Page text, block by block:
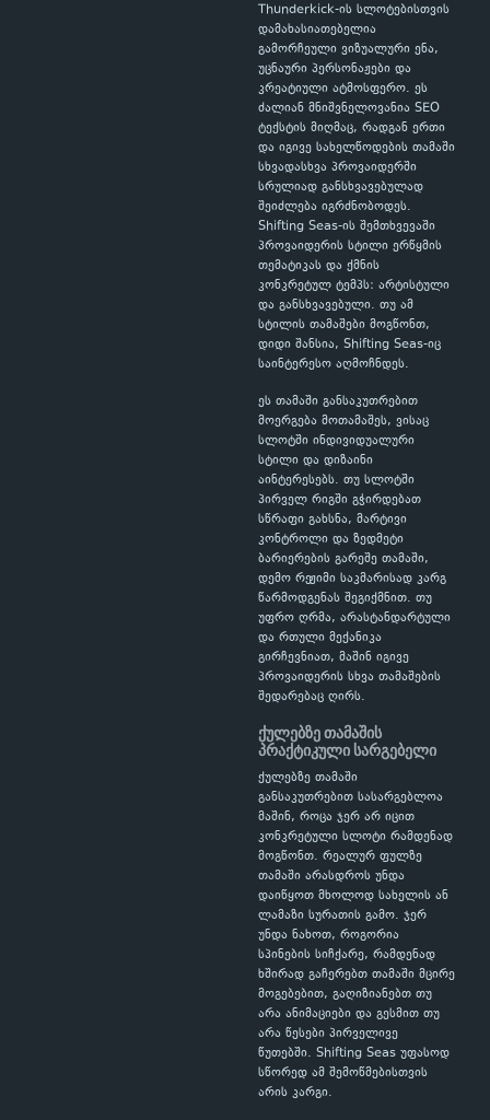
Thunderkick-ის სლოტებისთვის
დამახასიათებელია
გამორჩეული ვიზუალური ენა,
უცნაური პერსონაჟები და
კრეატიული ატმოსფერო. ეს
ძალიან მნიშვნელოვანია SEO
ტექსტის მიღმაც, რადგან ერთი
და იგივე სახელწოდების თამაში
სხვადასხვა პროვაიდერში
სრულიად განსხვავებულად
შეიძლება იგრძნობოდეს.
Shifting Seas-ის შემთხვევაში
პროვაიდერის სტილი ერწყმის
თემატიკას და ქმნის
კონკრეტულ ტემპს: არტისტული
და განსხვავებული. თუ ამ
სტილის თამაშები მოგწონთ,
დიდი შანსია, Shifting Seas-იც
საინტერესო აღმოჩნდეს.
ეს თამაში განსაკუთრებით
მოერგება მოთამაშეს, ვისაც
სლოტში ინდივიდუალური
სტილი და დიზაინი
აინტერესებს. თუ სლოტში
პირველ რიგში გჭირდებათ
სწრაფი გახსნა, მარტივი
კონტროლი და ზედმეტი
ბარიერების გარეშე თამაში,
დემო რეჟიმი საკმარისად კარგ
წარმოდგენას შეგიქმნით. თუ
უფრო ღრმა, არასტანდარტული
და რთული მექანიკა
გირჩევნიათ, მაშინ იგივე
პროვაიდერის სხვა თამაშების
შედარებაც ღირს.
ქულებზე თამაშის
პრაქტიკული სარგებელი
ქულებზე თამაში
განსაკუთრებით სასარგებლოა
მაშინ, როცა ჯერ არ იცით
კონკრეტული სლოტი რამდენად
მოგწონთ. რეალურ ფულზე
თამაში არასდროს უნდა
დაიწყოთ მხოლოდ სახელის ან
ლამაზი სურათის გამო. ჯერ
უნდა ნახოთ, როგორია
სპინების სიჩქარე, რამდენად
ხშირად გაჩერებთ თამაში მცირე
მოგებებით, გაღიზიანებთ თუ
არა ანიმაციები და გესმით თუ
არა წესები პირველივე
წუთებში. Shifting Seas უფასოდ
სწორედ ამ შემოწმებისთვის
არის კარგი.